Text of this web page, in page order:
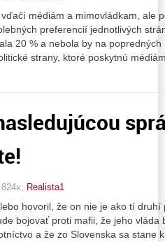
médiám a mimovládkam, ale
preferencií jednotlivých
20 % a nebola by na
strany, ktoré poskytnú
Realista1
hovoril, že on nie je ako tí
bojovať proti mafii, že jeho vláda
a že zo Slovenska sa stane